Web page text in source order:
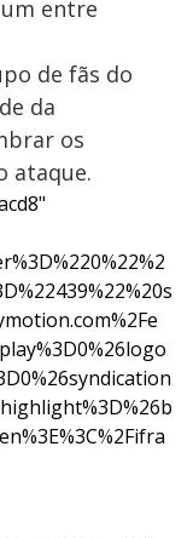
entre
de fãs do
da
os
ataque.